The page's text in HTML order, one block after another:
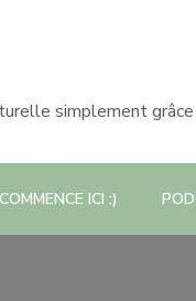
simplement
ICI :)